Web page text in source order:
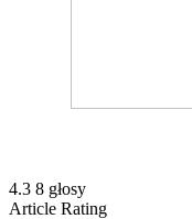
4.3 8 głosy
Article Rating